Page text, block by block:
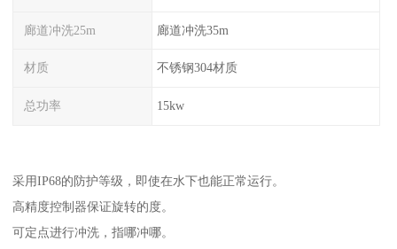
廊道冲洗25m 廊道冲洗35m
材质 不锈钢304材质
总功率 15kw
采用IP68的防护等级，即使在水下也能正常运行。
高精度控制器保证旋转的度。
可定点进行冲洗，指哪冲哪。